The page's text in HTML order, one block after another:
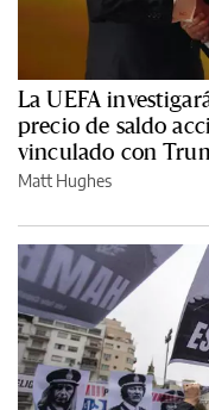
La UEFA
precio de saldo
vinculado con
Matt Hughes